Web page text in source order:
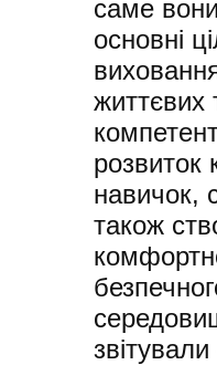
саме
основні
життєвих
розвиток
навичок,
також